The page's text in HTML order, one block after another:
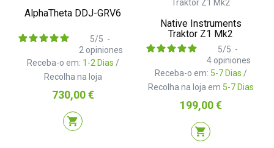
AlphaTheta DDJ-GRV6
Receba-o em: 1-2 Dias /
Recolha na loja
5/5 -
2 opiniones
Preço
730,00 €
shopping_cart
Native Instruments
Traktor Z1 Mk2
Receba-o em: 5-7 Dias /
Recolha na loja em 5-7 Dias
5/5 -
4 opiniones
Preço
199,00 €
shopping_cart